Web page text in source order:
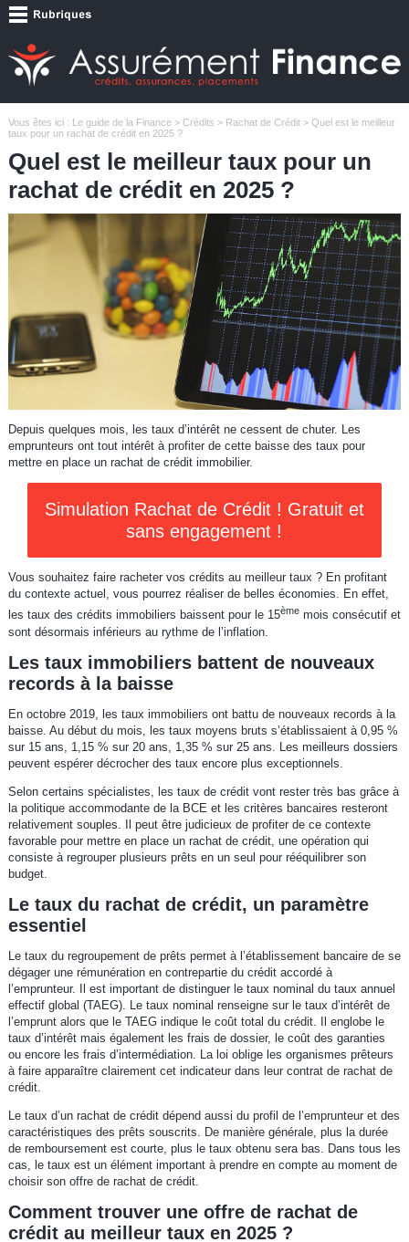
Vous êtes ici : Le guide de la Finance> Crédits > Rachat de Crédit> Quel est le meilleur
taux pour un rachat de crédit en 2025 ?
Quel est le meilleur taux pour un
rachat de crédit en 2025 ?
Depuis quelques mois, les taux d’intérêt ne cessent de chuter. Les
emprunteurs ont tout intérêt à profiter de cette baisse des taux pour
mettre en place un rachat de crédit immobilier.
Simulation Rachat de Crédit ! Gratuit et
sans engagement !
Vous souhaitez faire racheter vos crédits au meilleur taux ? En profitant
du contexte actuel, vous pourrez réaliser de belles économies. En effet,
les taux des crédits immobiliers baissent pour le 15èmemois consécutif et
sont désormais inférieurs au rythme de l’inflation.
Les taux immobiliers battent de nouveaux
records à la baisse
En octobre 2019, les taux immobiliers ont battu de nouveaux records à la
baisse. Au début du mois, les taux moyens bruts s’établissaient à 0,95 %
sur 15 ans, 1,15 % sur 20 ans, 1,35 % sur 25 ans. Les meilleurs dossiers
peuvent espérer décrocher des taux encore plus exceptionnels.
Selon certains spécialistes, les taux de crédit vont rester très bas grâce à
la politique accommodante de la BCE et les critères bancaires resteront
relativement souples. Il peut être judicieux de profiter de ce contexte
favorable pour mettre en place un rachat de crédit, une opération qui
consiste à regrouper plusieurs prêts en un seul pour rééquilibrer son
budget.
Le taux du rachat de crédit, un paramètre
essentiel
Le taux du regroupement de prêts permet à l’établissement bancaire de se
dégager une rémunération en contrepartie du crédit accordé à
l’emprunteur. Il est important de distinguer le taux nominal du taux annuel
effectif global (TAEG). Le taux nominal renseigne sur le taux d’intérêt de
l’emprunt alors que le TAEG indique le coût total du crédit. Il englobe le
taux d’intérêt mais également les frais de dossier, le coût des garanties
ou encore les frais d’intermédiation. La loi oblige les organismes prêteurs
à faire apparaître clairement cet indicateur dans leur contrat de rachat de
crédit.
Le taux d’un rachat de crédit dépend aussi du profil de l’emprunteur et des
caractéristiques des prêts souscrits. De manière générale, plus la durée
de remboursement est courte, plus le taux obtenu sera bas. Dans tous les
cas, le taux est un élément important à prendre en compte au moment de
choisir son offre de rachat de crédit.
Comment trouver une offre de rachat de
crédit au meilleur taux en 2025 ?